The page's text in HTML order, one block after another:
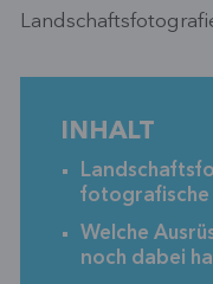
INHALT
fotografische
Welche
noch dabei